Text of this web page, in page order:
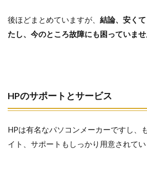
後ほどまとめていますが、 結論、安く
たし、今のところ故障にも困っていませ
HPのサポートとサービス
HPは有名なパソコンメーカーですし、
イト、サポートもしっかり用意されてい